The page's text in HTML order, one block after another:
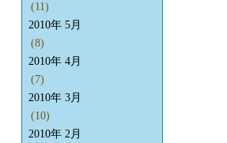
(11)
2010年 5月
(8)
2010年 4月
(7)
2010年 3月
(10)
2010年 2月